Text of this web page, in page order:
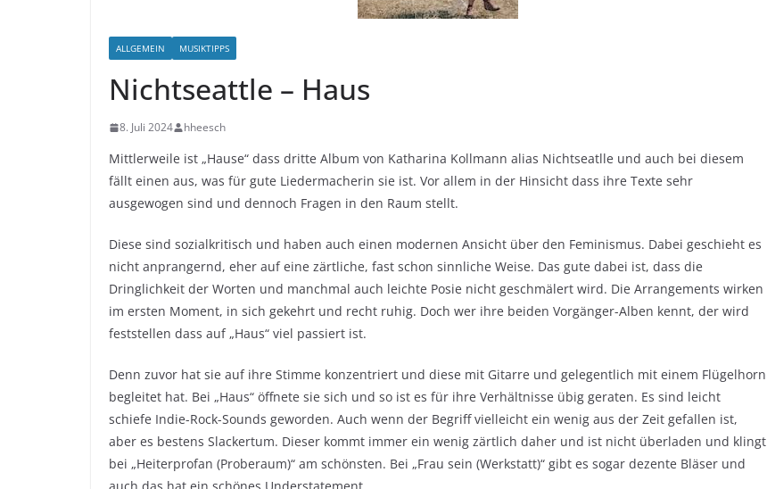
ALLGEMEIN MUSIKTIPPS
Nichtseattle – Haus
8. Juli 2024 hheesch
Mittlerweile ist „Hause“ dass dritte Album von Katharina Kollmann alias Nichtseatlle und auch bei diesem
fällt einen aus, was für gute Liedermacherin sie ist. Vor allem in der Hinsicht dass ihre Texte sehr
ausgewogen sind und dennoch Fragen in den Raum stellt.
Diese sind sozialkritisch und haben auch einen modernen Ansicht über den Feminismus. Dabei geschieht es
nicht anprangernd, eher auf eine zärtliche, fast schon sinnliche Weise. Das gute dabei ist, dass die
Dringlichkeit der Worten und manchmal auch leichte Posie nicht geschmälert wird. Die Arrangements wirken
im ersten Moment, in sich gekehrt und recht ruhig. Doch wer ihre beiden Vorgänger-Alben kennt, der wird
feststellen dass auf „Haus“ viel passiert ist.
Denn zuvor hat sie auf ihre Stimme konzentriert und diese mit Gitarre und gelegentlich mit einem Flügelhorn
begleitet hat. Bei „Haus“ öffnete sie sich und so ist es für ihre Verhältnisse übig geraten. Es sind leicht
schiefe Indie-Rock-Sounds geworden. Auch wenn der Begriff vielleicht ein wenig aus der Zeit gefallen ist,
aber es bestens Slackertum. Dieser kommt immer ein wenig zärtlich daher und ist nicht überladen und klingt
bei „Heiterprofan (Proberaum)“ am schönsten. Bei „Frau sein (Werkstatt)“ gibt es sogar dezente Bläser und